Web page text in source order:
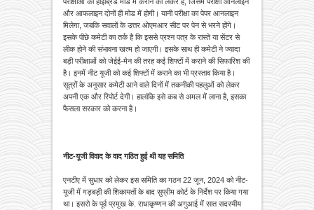
और आफलाइन दोनों ही मोड में होगी। यानी परीक्षा का पेपर आनलाइन
मिलेगा, जबकि सवालों के उत्तर ओएमआर सीट पर पेन से भरने होंगे।
इसके पीछे कमेटी का तर्क है कि इससे प्रश्न पत्र के रास्ते या सेंटर से
लीक होने की संभावना खत्म हो जाएगी। इसके साथ ही कमेटी ने ज्यादा
बड़ी परीक्षाओं को जेईई-मेन की तरह कई शिफ्टों में कराने की सिफारिश की
है। इनमें नीट यूजी को कई शिफ्टों में कराने का भी प्रस्ताव किया है।
सूत्रों के अनुसार कमेटी आने वाले दिनों में तकनीकी पहलुओं को लेकर
अपनी एक और रिपोर्ट देगी। हालांकि इसे कब से अमल में लाना है, इसका
फैसला सरकार को करना है।
नीट-यूजी विवाद के वाद गठित हुई थी यह समिति
एनटीए में सुधार को लेकर इस समिति का गठन 22 जून, 2024 को नीट-
यूजी में गड़बड़ी की शिकायतों के बाद सुप्रीम कोर्ट के निर्देश पर किया गया
था। इसरो के पूर्व प्रमुख के. राधाकृष्णन की अगुआई में सात सदस्यीय